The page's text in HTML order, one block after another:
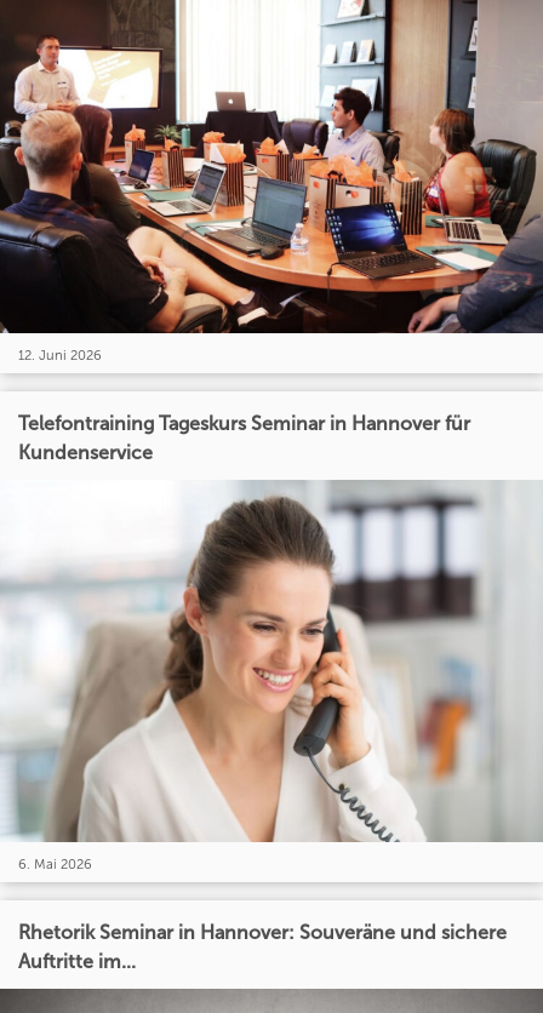
12. Juni 2026
Telefontraining Tageskurs Seminar in Hannover für
Kundenservice
6. Mai 2026
Rhetorik Seminar in Hannover: Souveräne und sichere
Auftritte im...